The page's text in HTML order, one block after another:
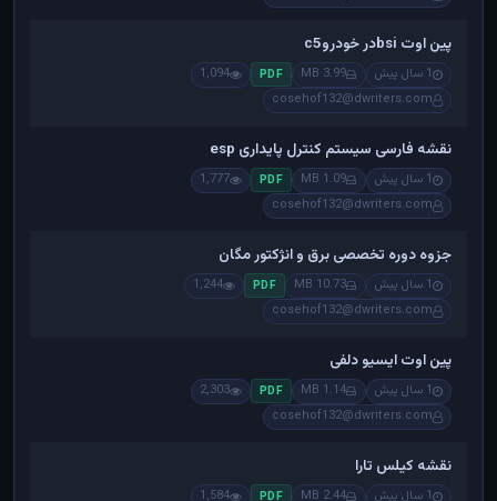
پین اوت bsiدر خودروc5
1 سال پیش 3.99 MB
PDF
1,094
cosehof132@dwriters.com
نقشه فارسی سیستم کنترل پایداری esp
1 سال پیش 1.09 MB
PDF
1,777
cosehof132@dwriters.com
جزوه دوره تخصصی برق و انژکتور مگان
1 سال پیش 10.73 MB
PDF
1,244
cosehof132@dwriters.com
پین اوت ایسیو دلفی
1 سال پیش 1.14 MB
PDF
2,303
cosehof132@dwriters.com
نقشه کیلس تارا
1 سال پیش 2.44 MB
PDF
1,584